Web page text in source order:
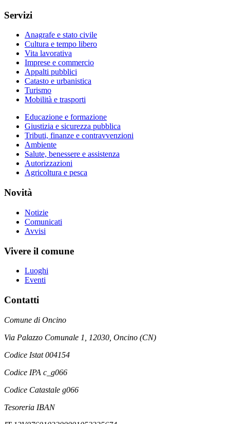
Servizi
Anagrafe e stato civile
Cultura e tempo libero
Vita lavorativa
Imprese e commercio
Appalti pubblici
Catasto e urbanistica
Turismo
Mobilità e trasporti
Educazione e formazione
Giustizia e sicurezza pubblica
Tributi, finanze e contravvenzioni
Ambiente
Salute, benessere e assistenza
Autorizzazioni
Agricoltura e pesca
Novità
Notizie
Comunicati
Avvisi
Vivere il comune
Luoghi
Eventi
Contatti
Comune di Oncino
Via Palazzo Comunale 1, 12030, Oncino (CN)
Codice Istat 004154
Codice IPA c_g066
Codice Catastale g066
Tesoreria IBAN